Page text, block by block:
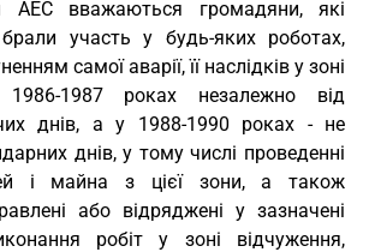
АЕС вважаються громадяни, які
участь у будь-яких роботах,
самої аварії, її наслідків у зоні
1987 роках незалежно від
днів, а у 1988-1990 роках - не
днів, у тому числі проведенні
і майна з цієї зони, а також
або відряджені у зазначені
робіт у зоні відчуження,